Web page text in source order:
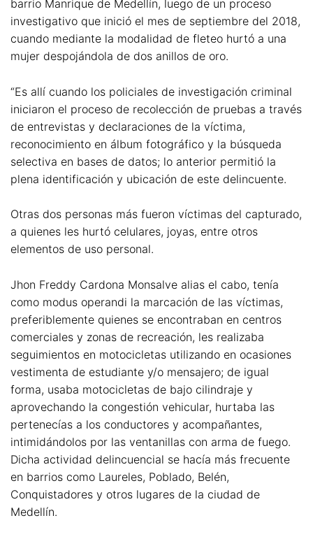
barrio Manrique de Medellín, luego de un proceso
investigativo que inició el mes de septiembre del 2018,
cuando mediante la modalidad de fleteo hurtó a una
mujer despojándola de dos anillos de oro.
“Es allí cuando los policiales de investigación criminal
iniciaron el proceso de recolección de pruebas a través
de entrevistas y declaraciones de la víctima,
reconocimiento en álbum fotográfico y la búsqueda
selectiva en bases de datos; lo anterior permitió la
plena identificación y ubicación de este delincuente.
Otras dos personas más fueron víctimas del capturado,
a quienes les hurtó celulares, joyas, entre otros
elementos de uso personal.
Jhon Freddy Cardona Monsalve alias el cabo, tenía
como modus operandi la marcación de las víctimas,
preferiblemente quienes se encontraban en centros
comerciales y zonas de recreación, les realizaba
seguimientos en motocicletas utilizando en ocasiones
vestimenta de estudiante y/o mensajero; de igual
forma, usaba motocicletas de bajo cilindraje y
aprovechando la congestión vehicular, hurtaba las
pertenecías a los conductores y acompañantes,
intimidándolos por las ventanillas con arma de fuego.
Dicha actividad delincuencial se hacía más frecuente
en barrios como Laureles, Poblado, Belén,
Conquistadores y otros lugares de la ciudad de
Medellín.